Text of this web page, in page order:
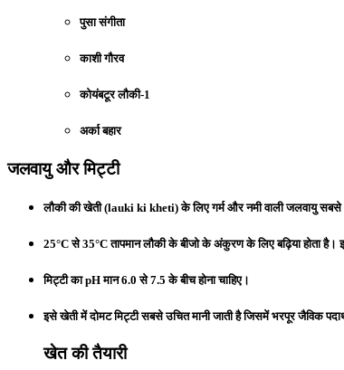
पुसा संगीता
काशी गौरव
कोयंबटूर लौकी-1
अर्का बहार
जलवायु और मिट्टी
लौकी की खेती (lauki ki kheti) के लिए गर्म और नमी वाली जलवायु सबसे
25°C से 35°C तापमान लौकी के बीजो के अंकुरण के लिए बढ़िया होता है।
मिट्टी का pH मान 6.0 से 7.5 के बीच होना चाहिए।
इसे खेती में दोमट मिट्टी सबसे उचित मानी जाती है जिसमें भरपूर जैविक
खेत की तैयारी